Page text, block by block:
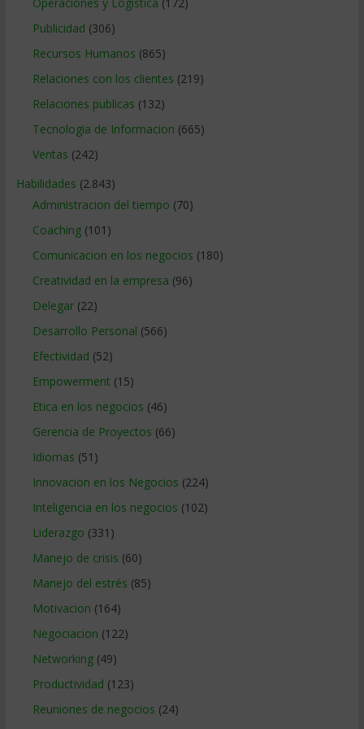
Publicidad (306)
Recursos Humanos (865)
Relaciones con los clientes (219)
Relaciones publicas (132)
Tecnologia de Informacion (665)
Ventas (242)
Habilidades (2.843)
Administracion del tiempo (70)
Coaching(101)
Comunicacion en los negocios (180)
Creatividad en la empresa (96)
Delegar(22)
Desarrollo Personal (566)
Efectividad (52)
Empowerment (15)
Etica en los negocios (46)
Gerencia de Proyectos (66)
Idiomas (51)
Innovacion en los Negocios (224)
Inteligencia en los negocios (102)
Liderazgo (331)
Manejo de crisis (60)
Manejo del estrés (85)
Motivacion (164)
Negociacion (122)
Networking(49)
Productividad (123)
Reuniones de negocios (24)